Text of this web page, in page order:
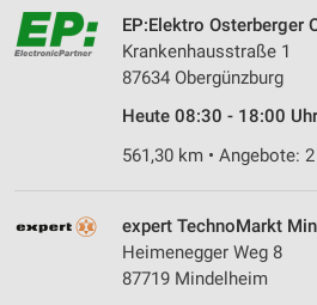
EP:Elektro Osterberger
Krankenhausstraße 1
87634 Obergünzburg
Heute 08:30 - 18:00
561,30 km • Angebote:
expert TechnoMarkt
Heimenegger Weg 8
87719 Mindelheim
personalisierter Werbung
Erstellung von Profilen zur
von Inhalten
personalisierter Inhalte
Messung der Performance von